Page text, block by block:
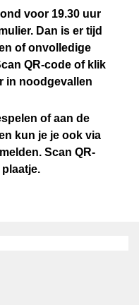
voor 19.30 uur
Dan is er tijd
of onvolledige
QR-code of klik
in noodgevallen
of aan de
kun je je ook via
Scan QR-